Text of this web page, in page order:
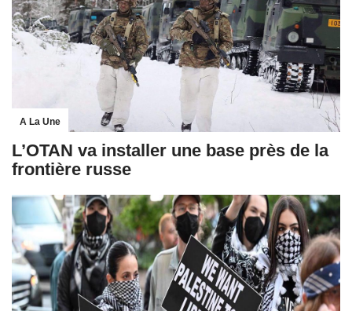
A La Une
L’OTAN va installer une base près de la
frontière russe